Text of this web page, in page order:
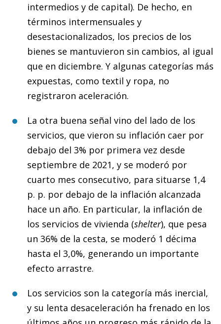
intermedios y de capital). De hecho, en
términos intermensuales y
desestacionalizados, los precios de los
bienes se mantuvieron sin cambios, al igual
que en diciembre. Y algunas categorías más
expuestas, como textil y ropa, no
registraron aceleración.
La otra buena señal vino del lado de los
servicios, que vieron su inflación caer por
debajo del 3% por primera vez desde
septiembre de 2021, y se moderó por
cuarto mes consecutivo, para situarse 1,4
p. p. por debajo de la inflación alcanzada
hace un año. En particular, la inflación de
los servicios de vivienda (shelter), que pesa
un 36% de la cesta, se moderó 1 décima
hasta el 3,0%, generando un importante
efecto arrastre.
Los servicios son la categoría más inercial,
y su lenta desaceleración ha frenado en los